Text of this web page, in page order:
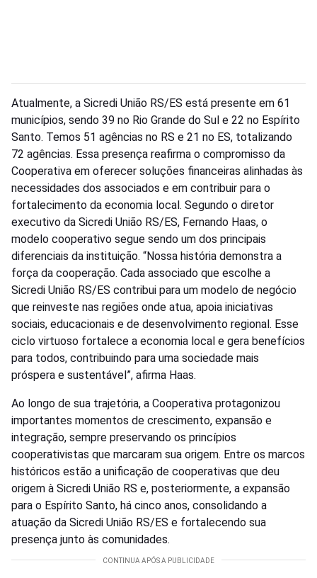
Atualmente, a Sicredi União RS/ES está presente em 61
municípios, sendo 39 no Rio Grande do Sul e 22 no Espírito
Santo. Temos 51 agências no RS e 21 no ES, totalizando
72 agências. Essa presença reafirma o compromisso da
Cooperativa em oferecer soluções financeiras alinhadas às
necessidades dos associados e em contribuir para o
fortalecimento da economia local. Segundo o diretor
executivo da Sicredi União RS/ES, Fernando Haas, o
modelo cooperativo segue sendo um dos principais
diferenciais da instituição. “Nossa história demonstra a
força da cooperação. Cada associado que escolhe a
Sicredi União RS/ES contribui para um modelo de negócio
que reinveste nas regiões onde atua, apoia iniciativas
sociais, educacionais e de desenvolvimento regional. Esse
ciclo virtuoso fortalece a economia local e gera benefícios
para todos, contribuindo para uma sociedade mais
próspera e sustentável”, afirma Haas.
Ao longo de sua trajetória, a Cooperativa protagonizou
importantes momentos de crescimento, expansão e
integração, sempre preservando os princípios
cooperativistas que marcaram sua origem. Entre os marcos
históricos estão a unificação de cooperativas que deu
origem à Sicredi União RS e, posteriormente, a expansão
para o Espírito Santo, há cinco anos, consolidando a
atuação da Sicredi União RS/ES e fortalecendo sua
presença junto às comunidades.